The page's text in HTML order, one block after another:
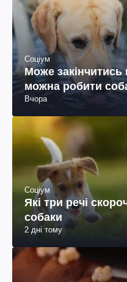
Соціум
Може закінчитись
можна робити
Вчора
Соціум
Які три речі
собаки
2 дні тому